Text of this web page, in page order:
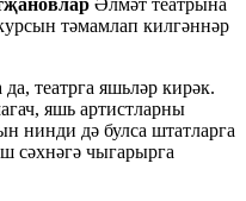
тәмамлап килгәннәр
театрга яшьләр кирәк.
яшь артистларны
нинди дә булса штатларга
сәхнәгә чыгарырга